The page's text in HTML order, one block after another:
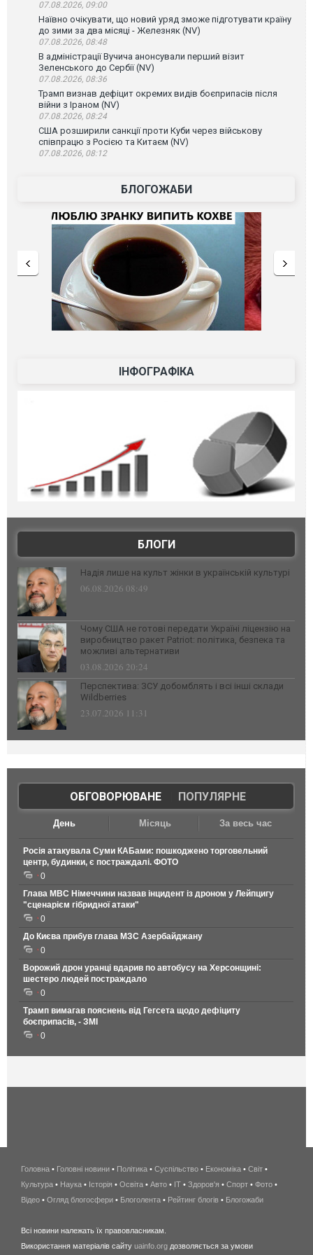
07.08.2026, 09:00
Наївно очікувати, що новий уряд зможе підготувати країну
до зими за два місяці - Железняк (NV)
07.08.2026, 08:48
В адміністрації Вучича анонсували перший візит
Зеленського до Сербії (NV)
07.08.2026, 08:36
Трамп визнав дефіцит окремих видів боєприпасів після
війни з Іраном (NV)
07.08.2026, 08:24
США розширили санкції проти Куби через військову
співпрацю з Росією та Китаєм (NV)
07.08.2026, 08:12
БЛОГОЖАБИ
ІНФОГРАФІКА
БЛОГИ
Надія лише на культ жінки в українській культурі
06.08.2026 08:49
Чому США не готові передати Україні ліцензію на
виробництво ракет Patriot: політика, безпека та
можливі альтернативи
03.08.2026 20:24
Перспектива: ЗСУ добомблять і всі інші склади
Wildberries
23.07.2026 11:31
ОБГОВОРЮВАНЕ| ПОПУЛЯРНЕ
День Місяць За весь час
Росія атакувала Суми КАБами: пошкоджено торговельний
центр, будинки, є постраждалі. ФОТО
0
Глава МВС Німеччини назвав інцидент із дроном у Лейпцигу
"сценарієм гібридної атаки"
0
До Києва прибув глава МЗС Азербайджану
0
Ворожий дрон уранці вдарив по автобусу на Херсонщині:
шестеро людей постраждало
0
Трамп вимагав пояснень від Гегсета щодо дефіциту
боєприпасів, - ЗМІ
0
беспроводной
интернет
киев
wimax
Головна • Головні новини • Політика • Суспільство • Економіка • Світ •
Культура • Наука • Історія • Освіта • Авто • IT • Здоров'я • Спорт • Фото •
Відео • Огляд блогосфери • Блоголента • Рейтинг блогів • Блогожаби
Всі новини належать їх правовласникам.
Використання матеріалів сайту uainfo.org дозволяється за умови